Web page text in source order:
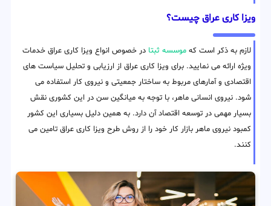
ویزا کاری عراق چیست؟
لازم به ذکر است که موسسه ثبتا در خصوص انواع ویزا کاری عراق خدمات
ویژه ارائه می نمایید. برای ویزا کاری عراق از ارزیابی و تحلیل سیاست های
اقتصادی و آمارهای مربوط به ساختار جمعیتی و نیروی کار استفاده می
شود. نیروی انسانی ماهر، با توجه به میانگین سن در این کشوری نقش
بسیار مهمی در توسعه اقتصاد آن دارد. به همین دلیل بسیاری این کشور
کمبود نیروی ماهر بازار کار خود را از روش طرح ویزا کاری عراق تامین می
کنند.